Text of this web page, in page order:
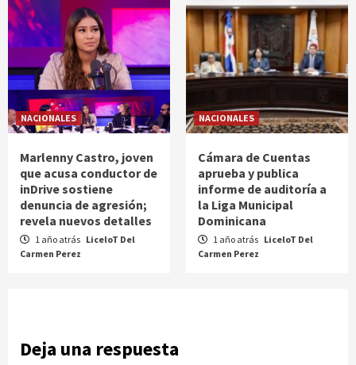
NACIONALES
Marlenny Castro, joven
que acusa conductor de
inDrive sostiene
denuncia de agresión;
revela nuevos detalles
1 año atrás LiceloT Del
Carmen Perez
NACIONALES
Cámara de Cuentas
aprueba y publica
informe de auditoría a
la Liga Municipal
Dominicana
1 año atrás LiceloT Del
Carmen Perez
Deja una respuesta